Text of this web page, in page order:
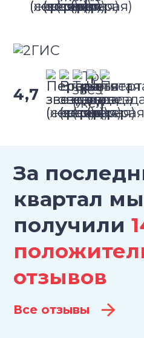
4,7
За
квартал мы
получили
отзывов
Все отзывы